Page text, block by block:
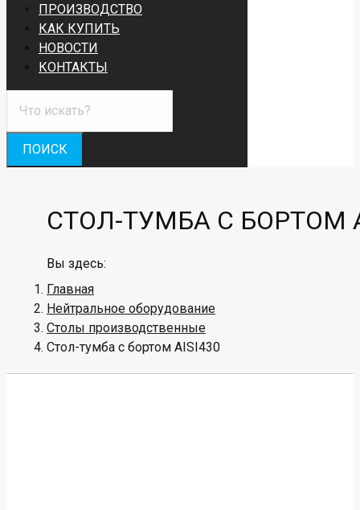
ПРОИЗВОДСТВО
КАК КУПИТЬ
НОВОСТИ
КОНТАКТЫ
СТОЛ-ТУМБА С БОРТОМ
Вы здесь:
Главная
Нейтральное оборудование
Столы производственные
Стол-тумба с бортом AISI430